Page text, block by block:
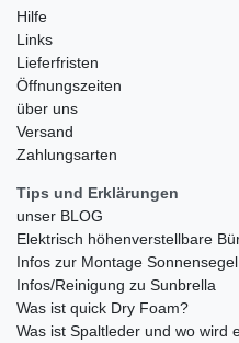
Hilfe
Links
Lieferfristen
Öffnungszeiten
über uns
Versand
Zahlungsarten
Tips und Erklärungen
unser BLOG
Elektrisch höhenverstellbare
Infos zur Montage Sonnensegel
Infos/Reinigung zu Sunbrella
Was ist quick Dry Foam?
Was ist Spaltleder und wo wird